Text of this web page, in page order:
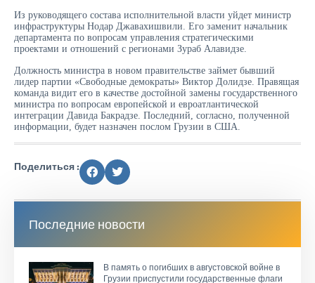
Из руководящего состава исполнительной власти уйдет министр
инфраструктуры Нодар Джавахишвили. Его заменит начальник
департамента по вопросам управления стратегическими
проектами и отношений с регионами Зураб Алавидзе.
Должность министра в новом правительстве займет бывший
лидер партии «Свободные демократы» Виктор Долидзе. Правящая
команда видит его в качестве достойной замены государственного
министра по вопросам европейской и евроатлантической
интеграции Давида Бакрадзе. Последний, согласно, полученной
информации, будет назначен послом Грузии в США.
Поделиться :
Последние новости
В память о погибших в августовской войне в
Грузии приспустили государственные флаги